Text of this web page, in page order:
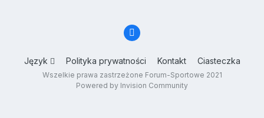
Język Polityka prywatności Kontakt Ciasteczka
Wszelkie prawa zastrzeżone Forum-Sportowe 2021
Powered by Invision Community